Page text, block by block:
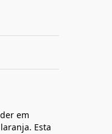
em
Esta